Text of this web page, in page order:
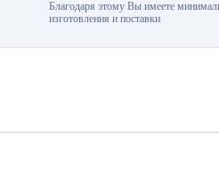
Благодаря этому Вы имеете
изготовления и поставки